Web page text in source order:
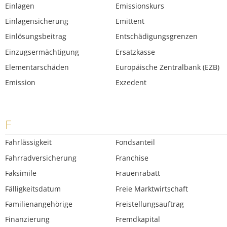
Einlagen
Einlagensicherung
Einlösungsbeitrag
Einzugsermächtigung
Elementarschäden
Emission
Emissionskurs
Emittent
Entschädigungsgrenzen
Ersatzkasse
Europäische Zentralbank (EZB)
Exzedent
F
Fahrlässigkeit
Fahrradversicherung
Faksimile
Fälligkeitsdatum
Familienangehörige
Finanzierung
Fondsanteil
Franchise
Frauenrabatt
Freie Marktwirtschaft
Freistellungsauftrag
Fremdkapital